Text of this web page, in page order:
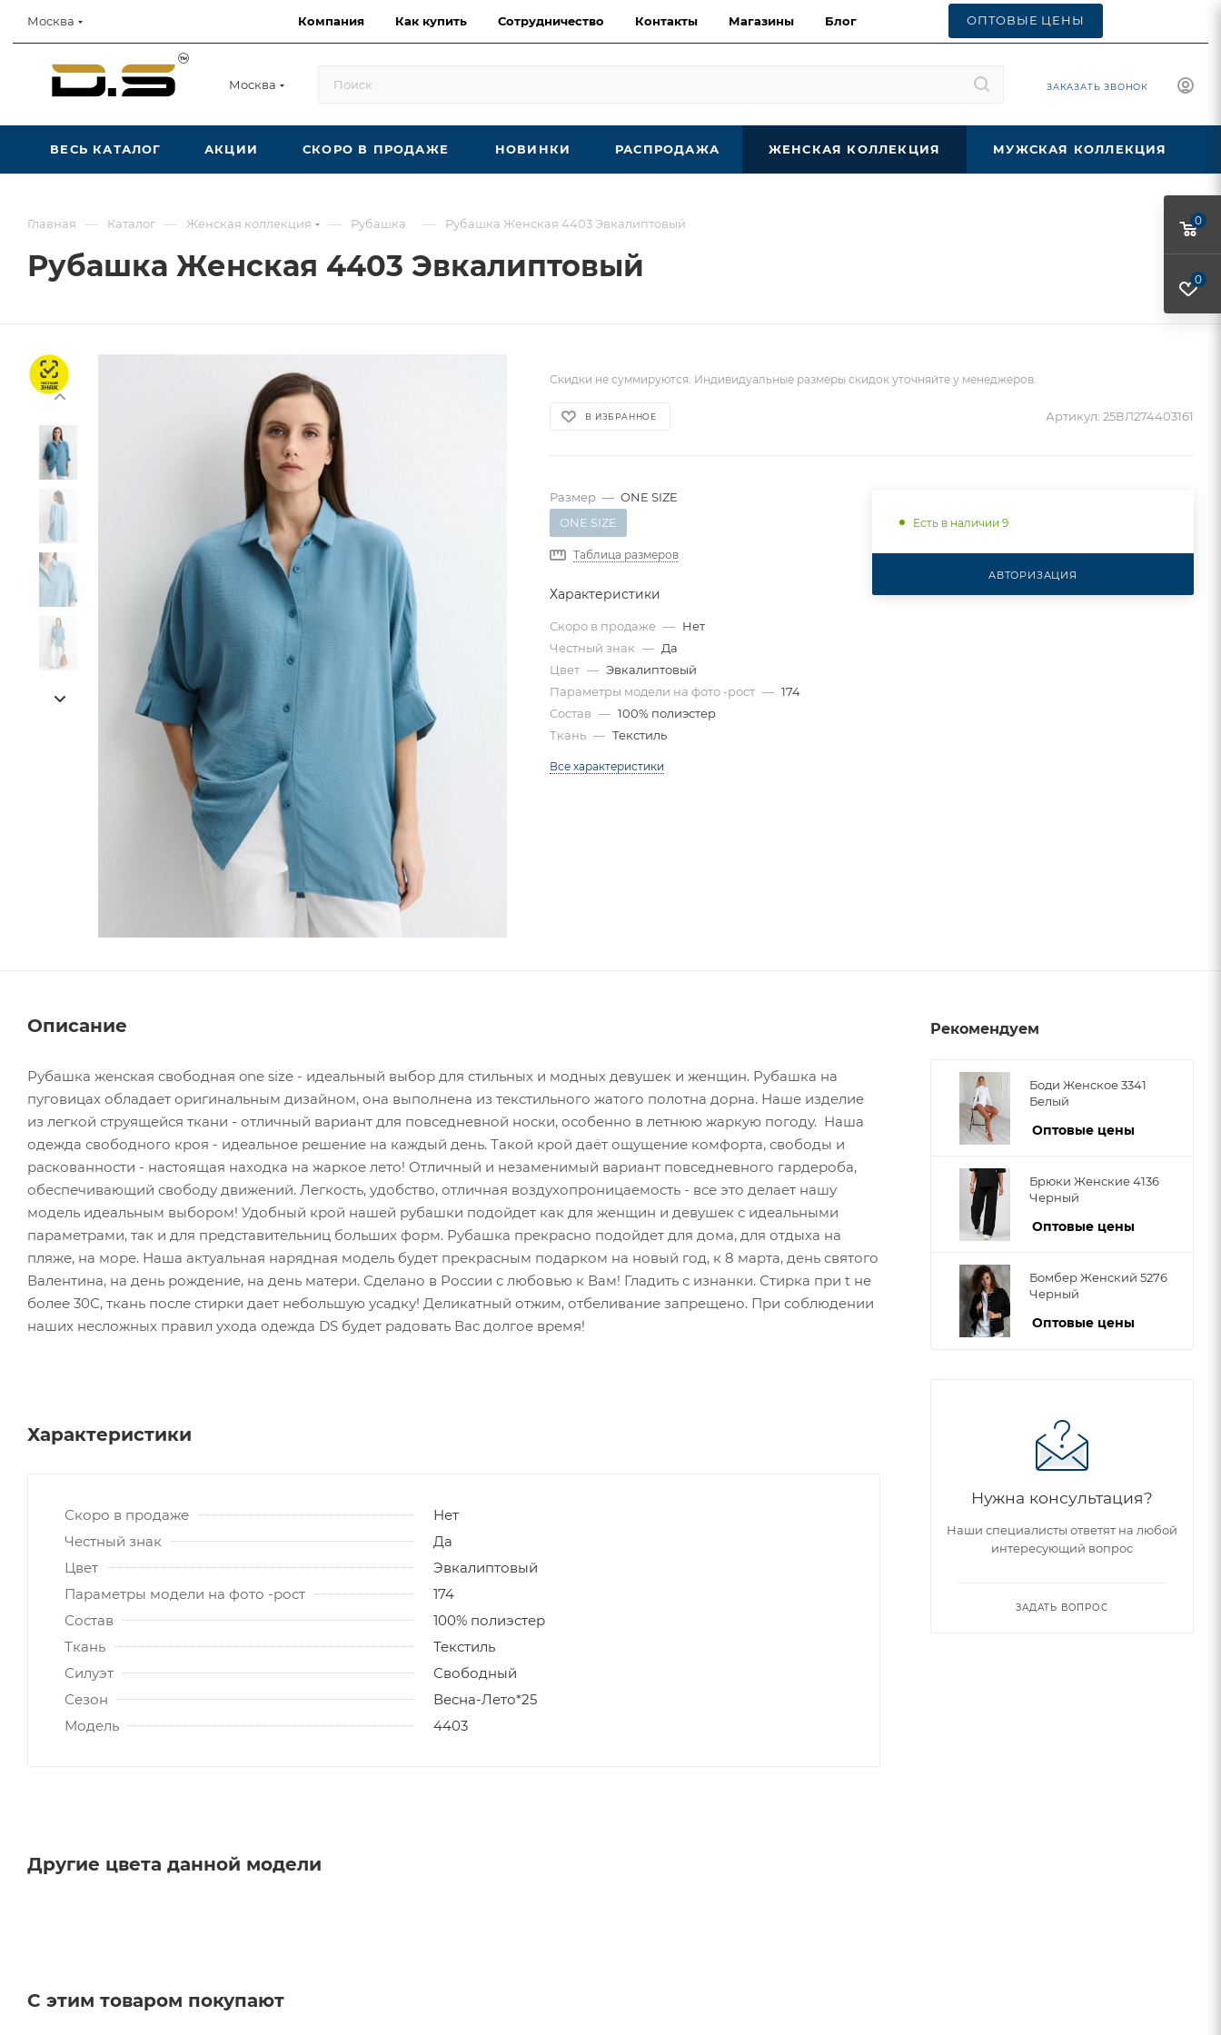
Москва Компания Как купить Сотрудничество Контакты Магазины Блог ОПТОВЫЕ ЦЕНЫ
Москва ЗАКАЗАТЬ ЗВОНОК
ВЕСЬ КАТАЛОГ АКЦИИ СКОРО В ПРОДАЖЕ НОВИНКИ РАСПРОДАЖА ЖЕНСКАЯ КОЛЛЕКЦИЯ МУЖСКАЯ КОЛЛЕКЦИЯ
Главная — Каталог — Женская коллекция — Рубашка — Рубашка Женская 4403 Эвкалиптовый
Рубашка Женская 4403 Эвкалиптовый
Честный знак
В ИЗБРАННОЕ Артикул: 25ВЛ274403161
Размер — ONE SIZE
ONE SIZE
Таблица размеров
Характеристики
Скоро в продаже — Нет
Честный знак — Да
Цвет — Эвкалиптовый
Параметры модели на фото -рост — 174
Состав — 100% полиэстер
Ткань — Текстиль
Все характеристики
Есть в наличии 9
АВТОРИЗАЦИЯ
Скидки не суммируются. Индивидуальные размеры скидок уточняйте у менеджеров.
Другие цвета данной модели
С этим товаром покупают
Описание
Рубашка женская свободная one size - идеальный выбор для стильных и модных девушек и женщин. Рубашка на
пуговицах обладает оригинальным дизайном, она выполнена из текстильного жатого полотна дорна. Наше изделие
из легкой струящейся ткани - отличный вариант для повседневной носки, особенно в летнюю жаркую погоду. Наша
одежда свободного кроя - идеальное решение на каждый день. Такой крой даёт ощущение комфорта, свободы и
раскованности - настоящая находка на жаркое лето! Отличный и незаменимый вариант повседневного гардероба,
обеспечивающий свободу движений. Легкость, удобство, отличная воздухопроницаемость - все это делает нашу
модель идеальным выбором! Удобный крой нашей рубашки подойдет как для женщин и девушек с идеальными
параметрами, так и для представительниц больших форм. Рубашка прекрасно подойдет для дома, для отдыха на
пляже, на море. Наша актуальная нарядная модель будет прекрасным подарком на новый год, к 8 марта, день святого
Валентина, на день рождение, на день матери. Сделано в России с любовью к Вам! Гладить с изнанки. Стирка при t не
более 30С, ткань после стирки дает небольшую усадку! Деликатный отжим, отбеливание запрещено. При соблюдении
наших несложных правил ухода одежда DS будет радовать Вас долгое время!
Характеристики
Скоро в продаже
Нет
Честный знак
Да
Цвет
Эвкалиптовый
Параметры модели на фото -рост
174
Состав
100% полиэстер
Ткань
Текстиль
Силуэт
Свободный
Сезон
Весна-Лето*25
Модель
4403
Рекомендуем
Боди Женское 3341
Белый
Оптовые цены
Брюки Женские 4136
Черный
Оптовые цены
Бомбер Женский 5276
Черный
Оптовые цены
Нужна консультация?
Наши специалисты ответят на любой
интересующий вопрос
ЗАДАТЬ ВОПРОС
0
0